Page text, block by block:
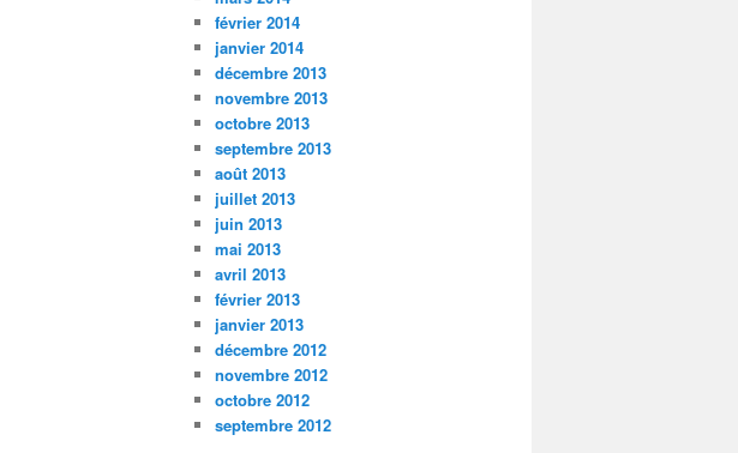
février 2014
janvier 2014
décembre 2013
novembre 2013
octobre 2013
septembre 2013
août 2013
juillet 2013
juin 2013
mai 2013
avril 2013
février 2013
janvier 2013
décembre 2012
novembre 2012
octobre 2012
septembre 2012